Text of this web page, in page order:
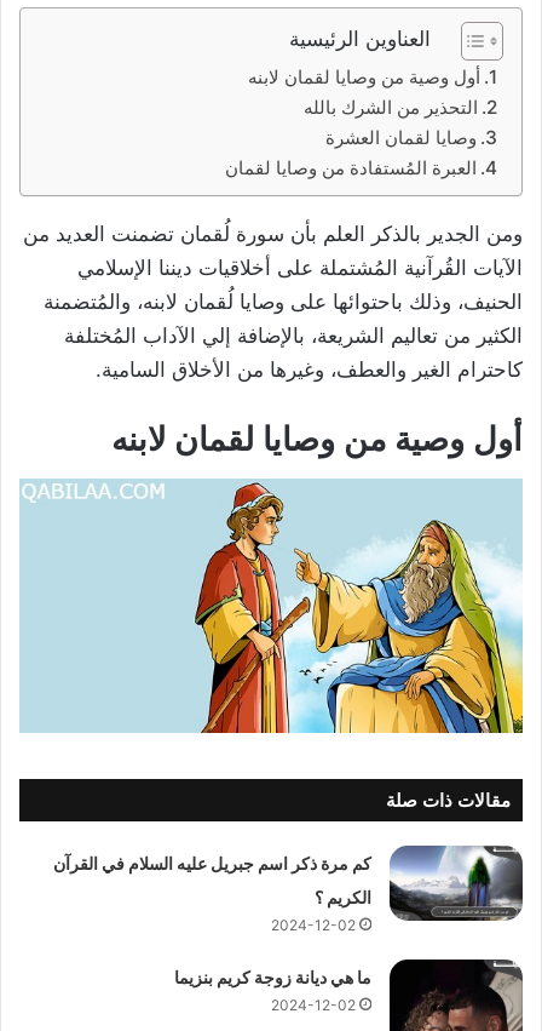
العناوين الرئيسية
أول وصية من وصايا لقمان لابنه
التحذير من الشرك بالله
وصايا لقمان العشرة
العبرة المُستفادة من وصايا لقمان
ومن الجدير بالذكر العلم بأن سورة لُقمان تضمنت العديد من
الآيات القُرآنية المُشتملة على أخلاقيات ديننا الإسلامي
الحنيف، وذلك باحتوائها على وصايا لُقمان لابنه، والمُتضمنة
الكثير من تعاليم الشريعة، بالإضافة إلي الآداب المُختلفة
كاحترام الغير والعطف، وغيرها من الأخلاق السامية.
أول وصية من وصايا لقمان لابنه
مقالات ذات صلة
كم مرة ذكر اسم جبريل عليه السلام في القرآن
الكريم ؟
2024-12-02
ما هي ديانة زوجة كريم بنزيما
2024-12-02